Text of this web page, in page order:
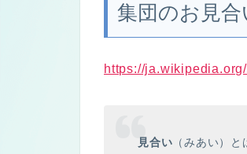
集団のお見合
https://
見合い （みあい）と